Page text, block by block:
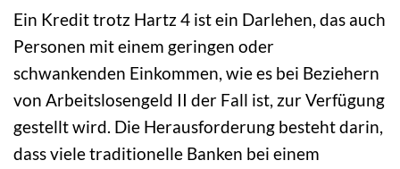
Ein Kredit trotz Hartz 4 ist ein Darlehen, das auch
Personen mit einem geringen oder
schwankenden Einkommen, wie es bei Beziehern
von Arbeitslosengeld II der Fall ist, zur Verfügung
gestellt wird. Die Herausforderung besteht darin,
dass viele traditionelle Banken bei einem